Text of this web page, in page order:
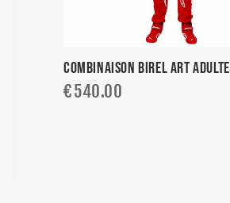
COMBINAISON BIREL ART
€540.00